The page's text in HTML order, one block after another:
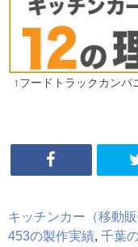
↑フードトラックカン
キッチンカー（移動
453の製作実績 千葉